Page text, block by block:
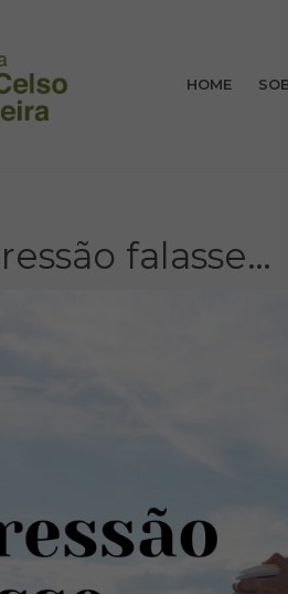
HOME
falasse…